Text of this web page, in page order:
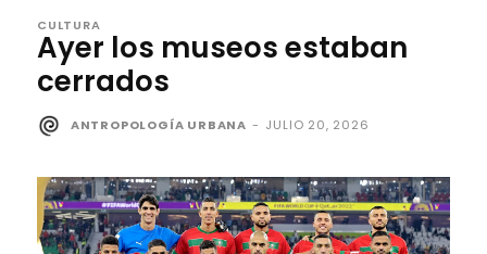
CULTURA
Ayer los museos estaban
cerrados
ANTROPOLOGÍA URBANA - JULIO 20, 2026